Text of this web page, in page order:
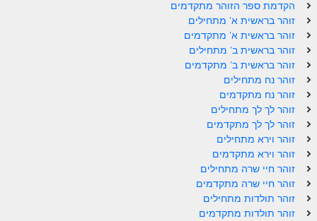
זוהר פנחס למתחילים
זוהר פנחס למתקדמים
ספר הזוהר – דברים
זוהר ואתחנן למתחילים
זוהר ואתחנן למתקדמים
זוהר עקב מתחילים
זוהר הקדוש עקב למתקדמים
זהר שופטים מתחילים
הקדמת ספר הזוהר מתקדמים
זוהר בראשית א' מתחילים
זוהר בראשית א' מתקדמים
זוהר בראשית ב' מתחילים
זוהר בראשית ב' מתקדמים
זוהר נח מתחילים
זוהר נח מתקדמים
זוהר לך לך מתחילים
זוהר לך לך מתקדמים
זוהר וירא מתחילים
זוהר וירא מתקדמים
זוהר חיי שרה מתחילים
זוהר חיי שרה מתקדמים
זוהר תולדות מתחילים
זוהר תולדות מתקדמים